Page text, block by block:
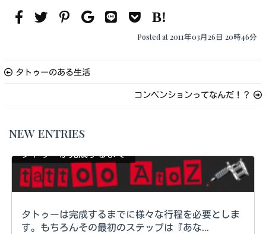
Posted at 2011年03月26日 20時46分
タトゥーのある生活
コンベンションってなんだ！？
NEW ENTRIES
タトゥーが完成するまで
タトゥーは完成するまでに様々な行程を必要としま
す。もちろんその最初のステップは『あな...